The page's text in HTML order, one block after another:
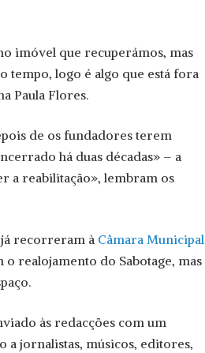
imóvel que recuperámos, mas
tempo, logo é algo que está fora
Paula Flores.
de os fundadores terem
há duas décadas» – a
a reabilitação», lembram os
já recorreram à Câmara Municipal
o realojamento do Sabotage, mas
às redacções com um
a jornalistas, músicos, editores,